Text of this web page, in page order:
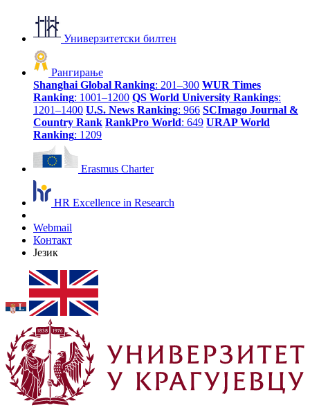
Универзитетски билтен
Рангирање
Shanghai Global Ranking: 201–300 WUR Times
Ranking: 1001–1200 QS World University Rankings:
1201–1400 U.S. News Ranking: 966 SCImago Journal &
Country Rank RankPro World: 649 URAP World
Ranking: 1209
Erasmus Charter
HR Excellence in Research
Webmail
Контакт
Језик